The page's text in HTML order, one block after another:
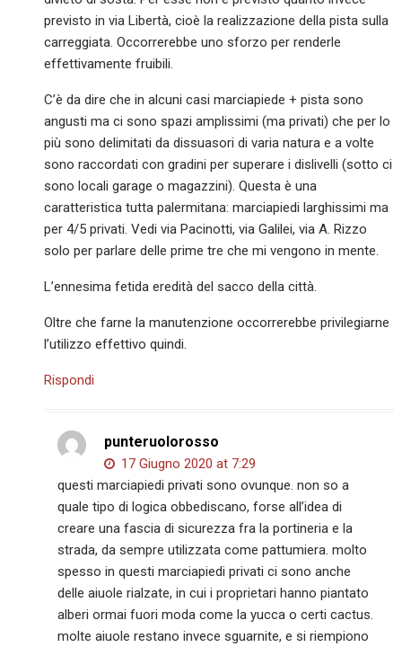
previsto in via Libertà, cioè la realizzazione della pista sulla
carreggiata. Occorrerebbe uno sforzo per renderle
effettivamente fruibili.
C’è da dire che in alcuni casi marciapiede + pista sono
angusti ma ci sono spazi amplissimi (ma privati) che per lo
più sono delimitati da dissuasori di varia natura e a volte
sono raccordati con gradini per superare i dislivelli (sotto ci
sono locali garage o magazzini). Questa è una
caratteristica tutta palermitana: marciapiedi larghissimi ma
per 4/5 privati. Vedi via Pacinotti, via Galilei, via A. Rizzo
solo per parlare delle prime tre che mi vengono in mente.
L’ennesima fetida eredità del sacco della città.
Oltre che farne la manutenzione occorrerebbe privilegiarne
l’utilizzo effettivo quindi.
Rispondi
punteruolorosso
17 Giugno 2020 at 7:29
questi marciapiedi privati sono ovunque. non so a
quale tipo di logica obbediscano, forse all’idea di
creare una fascia di sicurezza fra la portineria e la
strada, da sempre utilizzata come pattumiera. molto
spesso in questi marciapiedi privati ci sono anche
delle aiuole rialzate, in cui i proprietari hanno piantato
alberi ormai fuori moda come la yucca o certi cactus.
molte aiuole restano invece sguarnite, e si riempiono